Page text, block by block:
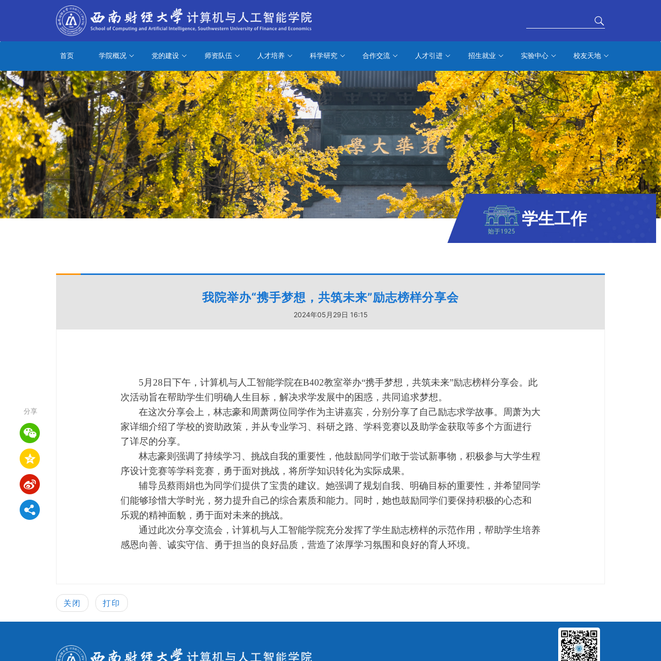
首页 学院概况 党的建设 师资队伍 人才培养 科学研究 合作交流 人才引进 招生就业 实验中心 校友天地
学生工作
我院举办“携手梦想，共筑未来”励志榜样分享会
2024年05月29日 16:15
分享
5 月 28 日下午，计算机与人工智能学院在B402教室举办“携手梦想，共筑未来”励志榜样分享会。此
次活动旨在帮助学生们明确人生目标，解决求学发展中的困惑，共同追求梦想。
在这次分享会上，林志豪和周萧两位同学作为主讲嘉宾，分别分享了自己励志求学故事。周萧为大
家详细介绍了学校的资助政策，并从专业学习、科研之路、学科竞赛以及助学金获取等多个方面进行
了详尽的分享。
林志豪则强调了持续学习、挑战自我的重要性，他鼓励同学们敢于尝试新事物，积极参与大学生程
序设计竞赛等学科竞赛，勇于面对挑战，将所学知识转化为实际成果。
辅导员蔡雨娟也为同学们提供了宝贵的建议。她强调了规划自我、明确目标的重要性，并希望同学
们能够珍惜大学时光，努力提升自己的综合素质和能力。同时，她也鼓励同学们要保持积极的心态和
乐观的精神面貌，勇于面对未来的挑战。
通过此次分享交流会，计算机与人工智能学院充分发挥了学生励志榜样的示范作用，帮助学生培养
感恩向善、诚实守信、勇于担当的良好品质，营造了浓厚学习氛围和良好的育人环境。
关闭 打印